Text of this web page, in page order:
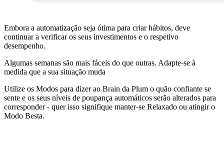
Embora a automatização seja ótima para criar hábitos, deve
continuar a verificar os seus investimentos e o respetivo
desempenho.
Algumas semanas são mais fáceis do que outras. Adapte-se à
medida que a sua situação muda
Utilize os Modos para dizer ao Brain da Plum o quão confiante se
sente e os seus níveis de poupança automáticos serão alterados para
corresponder - quer isso signifique manter-se Relaxado ou atingir o
Modo Besta.